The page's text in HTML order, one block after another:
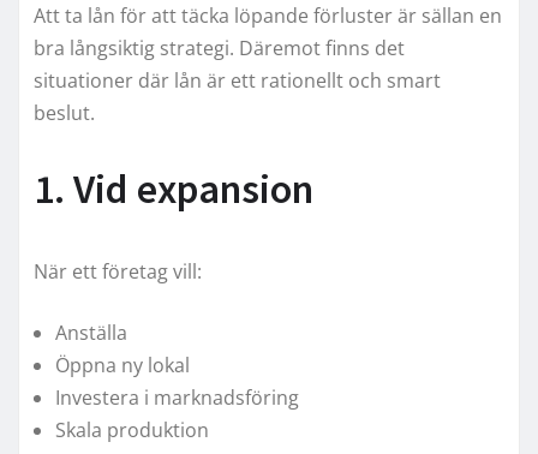
Att ta lån för att täcka löpande förluster är sällan en
bra långsiktig strategi. Däremot finns det
situationer där lån är ett rationellt och smart
beslut.
1. Vid expansion
När ett företag vill:
Anställa
Öppna ny lokal
Investera i marknadsföring
Skala produktion